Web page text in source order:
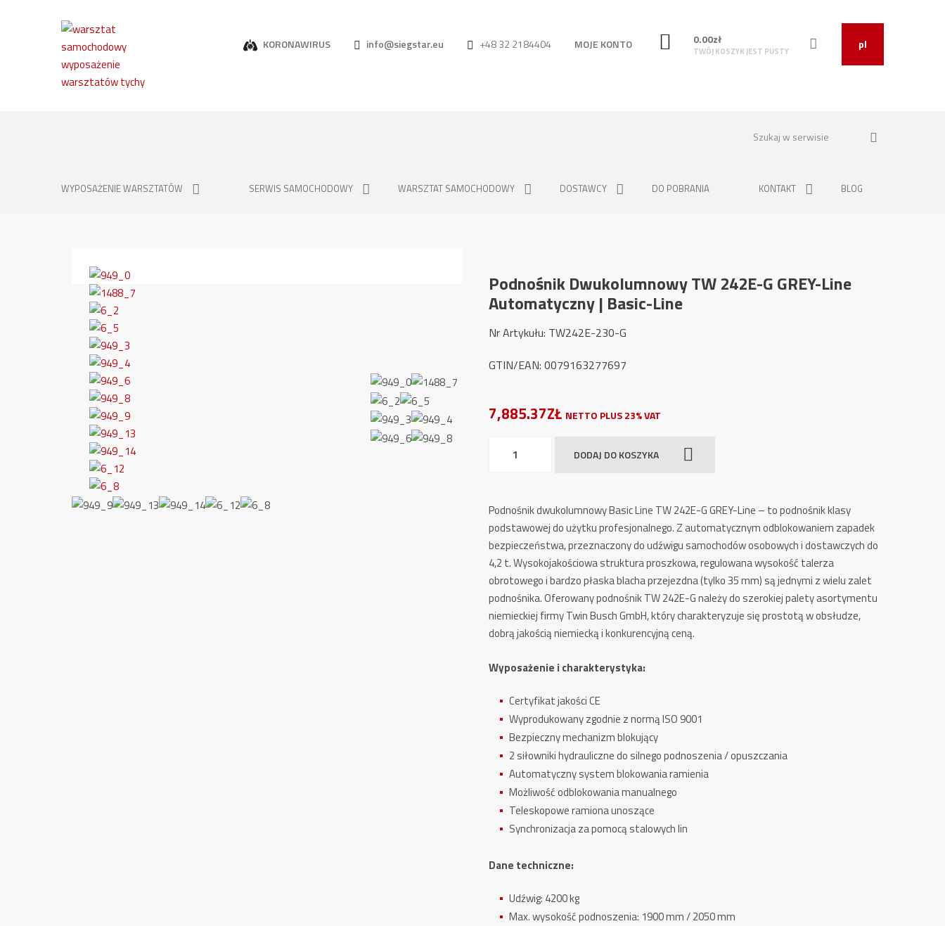
KORONAWIRUS info@siegstar.eu +48 32 2184404 MOJE KONTO pl
0.00zł
TWÓJ KOSZYK JEST PUSTY
WYPOSAŻENIE WARSZTATÓW SERWIS SAMOCHODOWY WARSZTAT SAMOCHODOWY DOSTAWCY DO POBRANIA KONTAKT BLOG
Podnośnik Dwukolumnowy TW 242E-G GREY-Line
Automatyczny | Basic-Line
Nr Artykułu: TW242E-230-G
GTIN/EAN: 0079163277697
7,885.37ZŁ NETTO PLUS 23% VAT
Podnośnik
242E-
G
GREY-
Line
Automatyczny
|
Basic-
Line
DODAJ DO KOSZYKA
Podnośnik dwukolumnowy Basic Line TW 242E-G GREY-Line – to podnośnik klasy
podstawowej do użytku profesjonalnego. Z automatycznym odblokowaniem zapadek
bezpieczeństwa, przeznaczony do udźwigu samochodów osobowych i dostawczych do
4,2 t. Wysokojakościowa struktura proszkowa, regulowana wysokość talerza
obrotowego i bardzo płaska blacha przejezdna (tylko 35 mm) są jednymi z wielu zalet
podnośnika. Oferowany podnośnik TW 242E-G należy do szerokiej palety asortymentu
niemieckiej firmy Twin Busch GmbH, który charakteryzuje się prostotą w obsłudze,
dobrą jakością niemiecką i konkurencyjną ceną.
Wyposażenie i charakterystyka:
Certyfikat jakości CE
Wyprodukowany zgodnie z normą ISO 9001
Bezpieczny mechanizm blokujący
2 siłowniki hydrauliczne do silnego podnoszenia / opuszczania
Automatyczny system blokowania ramienia
Możliwość odblokowania manualnego
Teleskopowe ramiona unoszące
Synchronizacja za pomocą stalowych lin
Dane techniczne:
Udźwig: 4200 kg
Max. wysokość podnoszenia: 1900 mm / 2050 mm